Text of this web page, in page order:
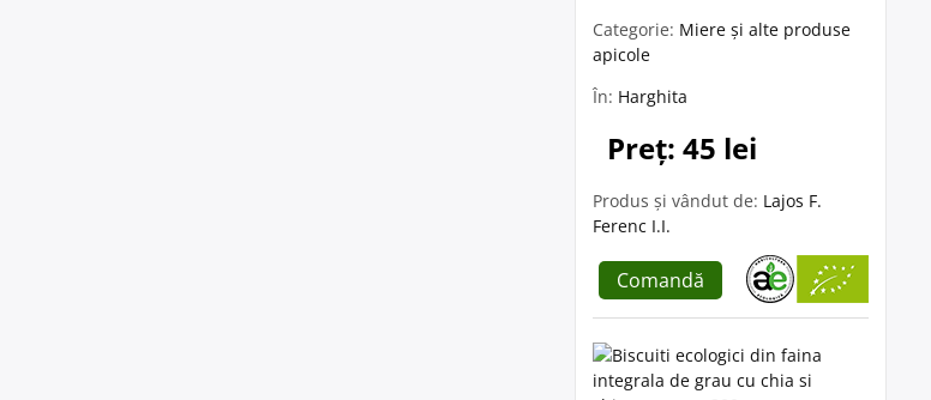
Categorie: Miere și alte produse
apicole
În: Harghita
Preț: 45 lei
Produs și vândut de: Lajos F.
Ferenc I.I.
Comandă